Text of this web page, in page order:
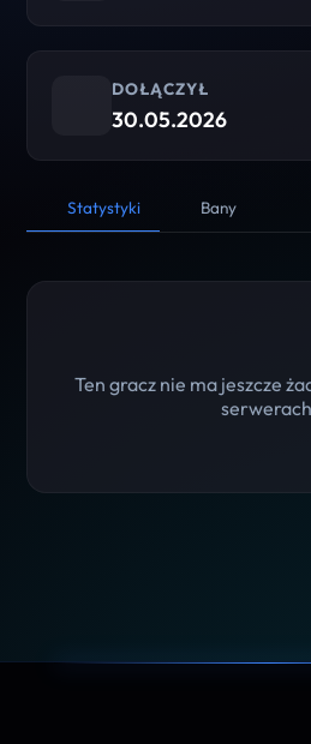
DOŁĄCZYŁ
30.05.2026
Statystyki Bany
Ten gracz nie ma jeszcze